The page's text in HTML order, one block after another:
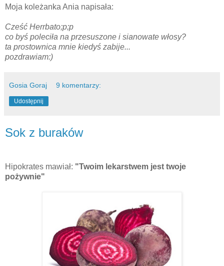
Moja koleżanka Ania napisała:
Cześć Herrbato;p;p
co byś poleciła na przesuszone i sianowate włosy?
ta prostownica mnie kiedyś zabije...
pozdrawiam:)
Gosia Goraj 9 komentarzy:
Udostępnij
Sok z buraków
Hipokrates mawiał: "Twoim lekarstwem jest twoje
pożywnie"